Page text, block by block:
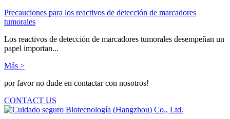
Precauciones para los reactivos de detección de marcadores
tumorales
Los reactivos de detección de marcadores tumorales desempeñan un
papel importan...
Más >
por favor no dude en contactar con nosotros!
CONTACT US